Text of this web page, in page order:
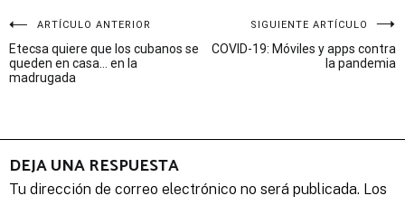
Navegación
de
ARTÍCULO ANTERIOR
Etecsa quiere que los cubanos se
queden en casa… en la
madrugada
SIGUIENTE ARTÍCULO
COVID-19: Móviles y apps contra
la pandemia
DEJA UNA RESPUESTA
Tu dirección de correo electrónico no será publicada. Los